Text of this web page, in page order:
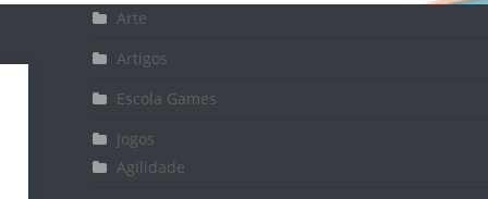
Arte
Artigos
Escola Games
Jogos
Agilidade